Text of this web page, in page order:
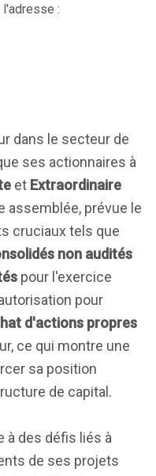
:
dans le secteur de
ses actionnaires à
et Extraordinaire
assemblée, prévue le
cruciaux tels que
non audités
pour l'exercice
pour
d'actions propres
ce qui montre une
sa position
de capital.
à des défis liés à
de ses projets